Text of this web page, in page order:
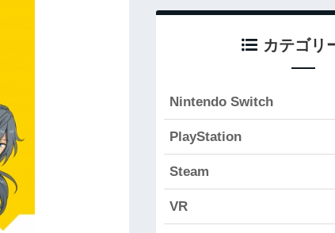
カテゴリ
Nintendo Switch
PlayStation
Steam
VR